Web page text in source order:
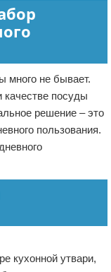
много не бывает.
качестве посуды
решение – это
пользования.
кухонной утвари,